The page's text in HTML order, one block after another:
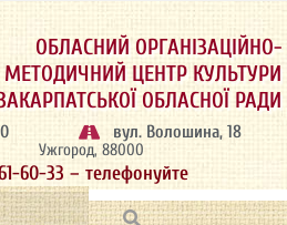
ОБЛАСНИЙ ОРГАНІЗАЦІЙНО-
МЕТОДИЧНИЙ ЦЕНТР КУЛЬТУРИ
ОБЛАСНОЇ РАДИ
вул. Волошина, 18
Ужгород, 88000
60-33 – телефонуйте